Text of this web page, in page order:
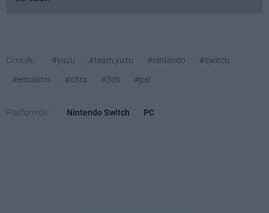
Címkék: #yuzu #team yuzu #nintendo
#switch
#emulátor
#citra #3ds #per
Platformok: Nintendo Switch PC